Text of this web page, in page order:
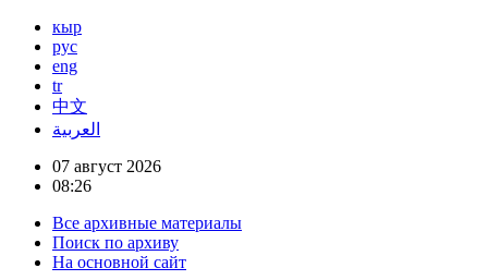
кыр
рус
eng
tr
中文
العربية
07 август 2026
08:26
Все архивные материалы
Поиск по архиву
На основной сайт